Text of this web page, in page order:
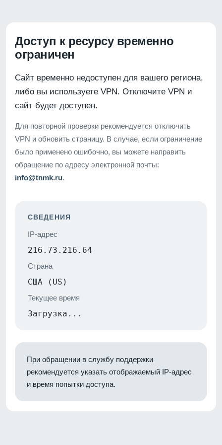
Доступ к ресурсу временно
ограничен
Сайт временно недоступен для вашего региона,
либо вы используете VPN. Отключите VPN и
сайт будет доступен.
Для повторной проверки рекомендуется отключить
VPN и обновить страницу. В случае, если ограничение
было применено ошибочно, вы можете направить
обращение по адресу электронной почты:
info@tnmk.ru.
СВЕДЕНИЯ
IP-адрес
216.73.216.64
Страна
США (US)
Текущее время
Загрузка...
При обращении в службу поддержки
рекомендуется указать отображаемый IP-адрес
и время попытки доступа.